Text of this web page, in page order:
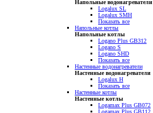
Напольные водонагреватели
Logalux SL
Logalux SMH
Показать все
Напольные котлы
Напольные котлы
Logano Plus GB312
Logano S
Logano SHD
Показать все
Настенные водонагреватели
Настенные водонагреватели
Logalux H
Показать все
Настенные котлы
Настенные котлы
Logamax Plus GB072
Logamax Plus GB112